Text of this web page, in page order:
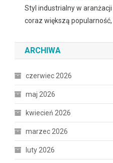
Styl industrialny w
coraz większą popularność,
ARCHIWA
czerwiec 2026
maj 2026
kwiecień 2026
marzec 2026
luty 2026